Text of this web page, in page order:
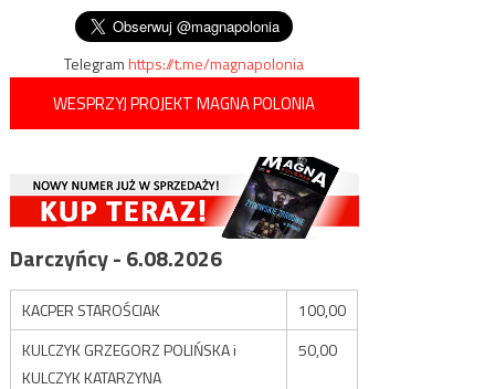
Telegramhttps://t.me/magnapolonia
WESPRZYJ PROJEKT MAGNA POLONIA
Darczyńcy - 6.08.2026
KACPER STAROŚCIAK
100,00
KULCZYK GRZEGORZ POLIŃSKA i
KULCZYK KATARZYNA
50,00